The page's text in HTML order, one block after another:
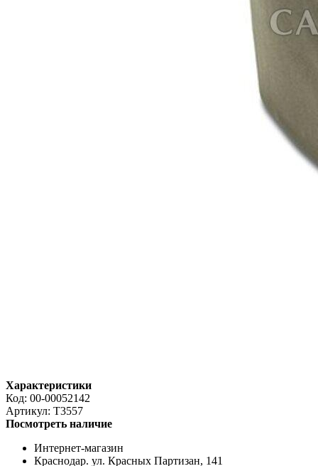
Характеристики
Код: 00-00052142
Артикул: T3557
Посмотреть наличие
Интернет-магазин
Краснодар. ул. Красных Партизан, 141